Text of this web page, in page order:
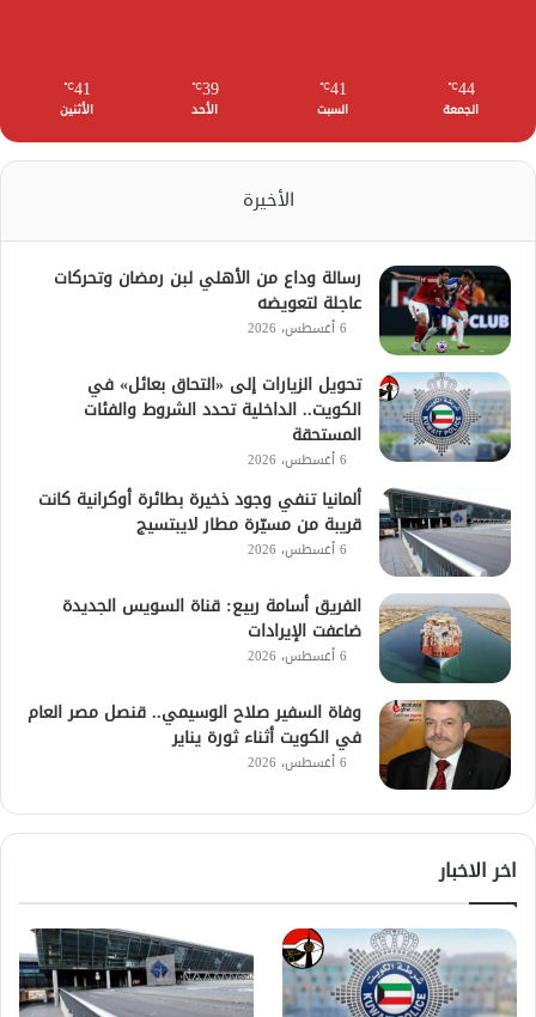
44
℃
الجمعة
41
℃
السبت
39
℃
الأحد
41
℃
الأثنين
الأخيرة
رسالة وداع من الأهلي لبن رمضان وتحركات
عاجلة لتعويضه
6 أغسطس، 2026
تحويل الزيارات إلى «التحاق بعائل» في
الكويت.. الداخلية تحدد الشروط والفئات
المستحقة
6 أغسطس، 2026
ألمانيا تنفي وجود ذخيرة بطائرة أوكرانية كانت
قريبة من مسيّرة مطار لايبتسيج
6 أغسطس، 2026
الفريق أسامة ربيع: قناة السويس الجديدة
ضاعفت الإيرادات
6 أغسطس، 2026
وفاة السفير صلاح الوسيمي.. قنصل مصر العام
في الكويت أثناء ثورة يناير
6 أغسطس، 2026
اخر الاخبار